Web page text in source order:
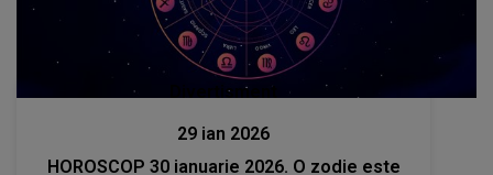
Divertisment
29 ian 2026
HOROSCOP 30 ianuarie 2026. O zodie este